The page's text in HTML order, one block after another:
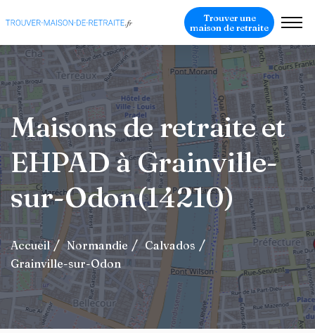
Trouver une
maison de retraite
Maisons de retraite et
EHPAD à Grainville-
sur-Odon(14210)
Accueil Normandie
Calvados
Grainville-sur-Odon